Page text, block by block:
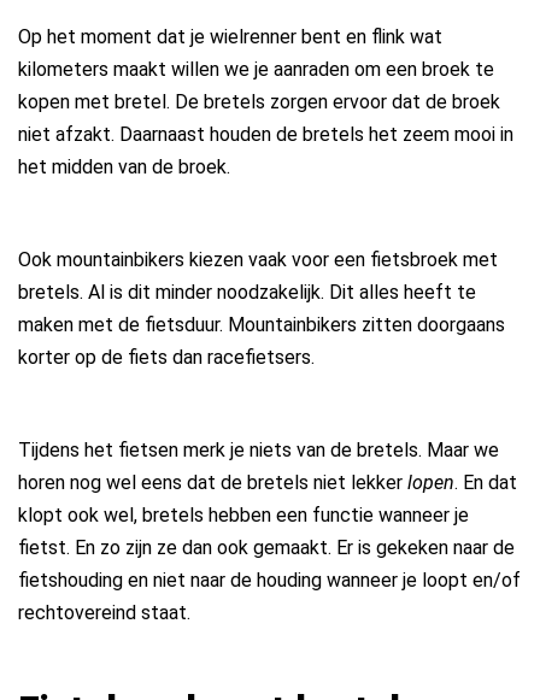
Op het moment dat je wielrenner bent en flink wat
kilometers maakt willen we je aanraden om een broek te
kopen met bretel. De bretels zorgen ervoor dat de broek
niet afzakt. Daarnaast houden de bretels het zeem mooi in
het midden van de broek.
Ook mountainbikers kiezen vaak voor een fietsbroek met
bretels. Al is dit minder noodzakelijk. Dit alles heeft te
maken met de fietsduur. Mountainbikers zitten doorgaans
korter op de fiets dan racefietsers.
Tijdens het fietsen merk je niets van de bretels. Maar we
horen nog wel eens dat de bretels niet lekker lopen. En dat
klopt ook wel, bretels hebben een functie wanneer je
fietst. En zo zijn ze dan ook gemaakt. Er is gekeken naar de
fietshouding en niet naar de houding wanneer je loopt en/of
rechtovereind staat.